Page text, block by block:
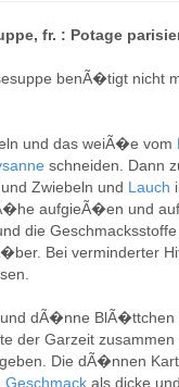
fr. : Potage
benÃ�tigt nicht
und das weiÃ�e vom
schneiden. Dann
und Zwiebeln und Lauch
aufgieÃ�en und
die
Bei verminderter
dÃ�nne BlÃ�ttchen
der Garzeit zusammen
Die dÃ�nnen
Geschmack als dicke